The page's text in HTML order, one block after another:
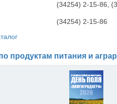
(34254) 2-15-86,
(34254) 2-15-86
продуктам питания и